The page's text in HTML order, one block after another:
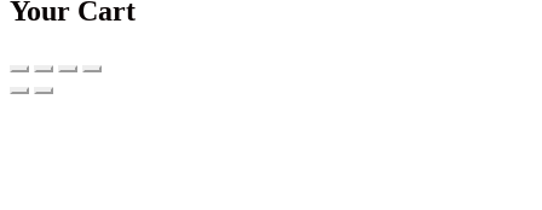
Your Cart